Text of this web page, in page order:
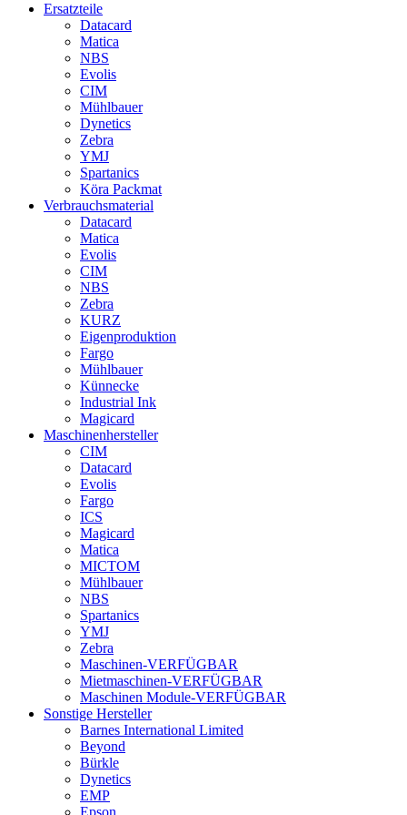
Ersatzteile
Datacard
Matica
NBS
Evolis
CIM
Mühlbauer
Dynetics
Zebra
YMJ
Spartanics
Köra Packmat
Verbrauchsmaterial
Datacard
Matica
Evolis
CIM
NBS
Zebra
KURZ
Eigenproduktion
Fargo
Mühlbauer
Künnecke
Industrial Ink
Magicard
Maschinenhersteller
CIM
Datacard
Evolis
Fargo
ICS
Magicard
Matica
MICTOM
Mühlbauer
NBS
Spartanics
YMJ
Zebra
Maschinen-VERFÜGBAR
Mietmaschinen-VERFÜGBAR
Maschinen Module-VERFÜGBAR
Sonstige Hersteller
Barnes International Limited
Beyond
Bürkle
Dynetics
EMP
Epson